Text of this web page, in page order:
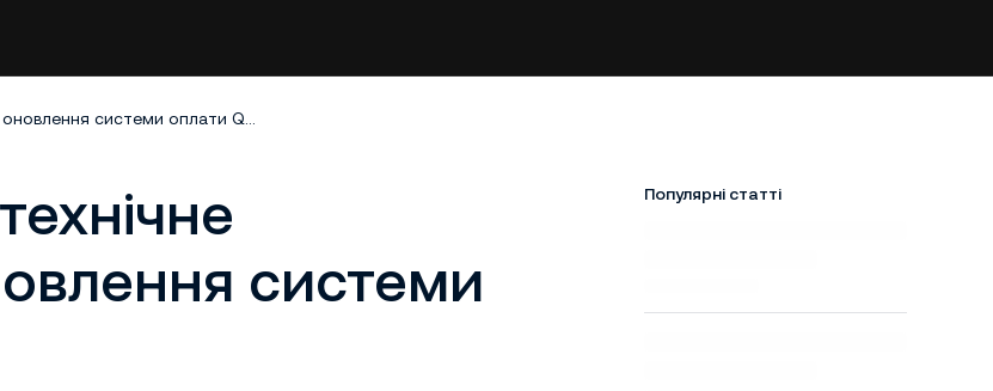
Повідомлення про технічне обслуговування оновлення системи оплати QR Ph
системи
Популярні статті